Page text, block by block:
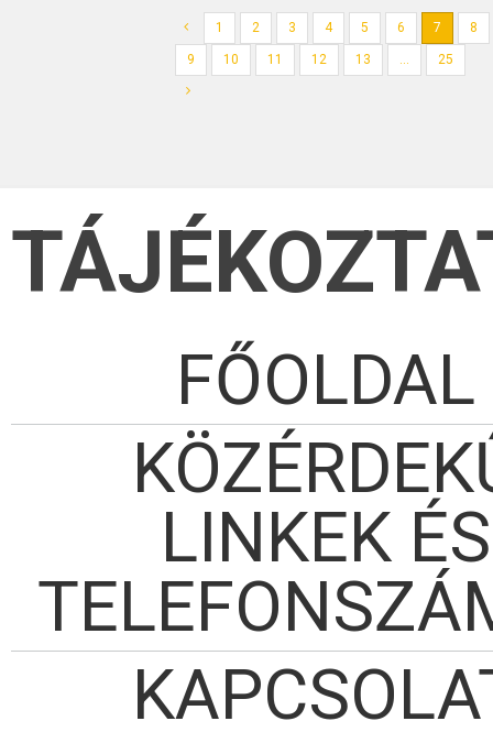
1 2 3 4 5 6 7 8
9 10 11 12 13 ... 25
FŐOLDAL
LINKEK ÉS